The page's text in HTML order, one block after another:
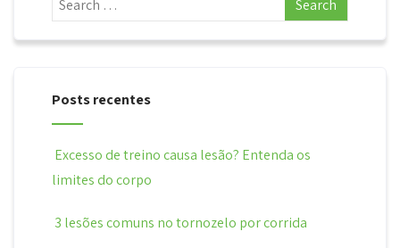
Posts recentes
Excesso de treino causa lesão? Entenda os
limites do corpo
3 lesões comuns no tornozelo por corrida